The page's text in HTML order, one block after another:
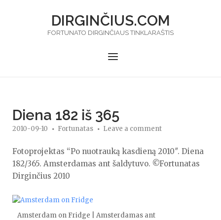
DIRGINČIUS.COM
FORTUNATO DIRGINČIAUS TINKLARAŠTIS
Menu
Diena 182 iš 365
2010-09-10 Fortunatas Leave a comment
Fotoprojektas “Po nuotrauką kasdieną 2010″. Diena
182/365. Amsterdamas ant šaldytuvo. ©Fortunatas
Dirginčius 2010
Amsterdam on Fridge | Amsterdamas ant